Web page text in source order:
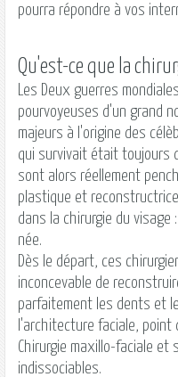
pourra répondre à vos
Qu'est-ce que la
Les Deux guerres
pourvoyeuses d'un grand
majeurs à l'origine des
qui survivait était toujours
sont alors réellement
plastique et
dans la chirurgie du visage
née.
Dès le départ, ces
inconcevable de
parfaitement les dents et
l'architecture faciale,
Chirurgie maxillo-faciale et
indissociables.